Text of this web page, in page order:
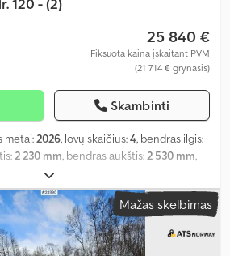
120 - (2)
25 840 €
Fiksuota kaina įskaitant PVM
(21 714 € grynasis)
Skambinti
metai:2026, lovų skaičius:4, bendras ilgis:
2 230 mm, bendras aukštis:2 530 mm,
, bendras svoris:
vonios kambarys,
Mažas skelbimas